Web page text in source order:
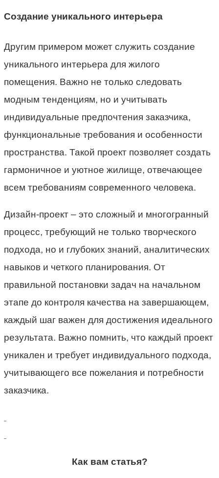
Создание уникального интерьера
Другим примером может служить создание
уникального интерьера для жилого
помещения. Важно не только следовать
модным тенденциям, но и учитывать
индивидуальные предпочтения заказчика,
функциональные требования и особенности
пространства. Такой проект позволяет создать
гармоничное и уютное жилище, отвечающее
всем требованиям современного человека.
Дизайн-проект – это сложный и многогранный
процесс, требующий не только творческого
подхода, но и глубоких знаний, аналитических
навыков и четкого планирования. От
правильной постановки задач на начальном
этапе до контроля качества на завершающем,
каждый шаг важен для достижения идеального
результата. Важно помнить, что каждый проект
уникален и требует индивидуального подхода,
учитывающего все пожелания и потребности
заказчика.
Как вам статья?